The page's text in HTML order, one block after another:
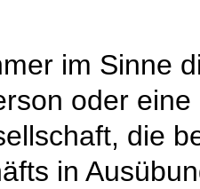
im Sinne
oder
die
in